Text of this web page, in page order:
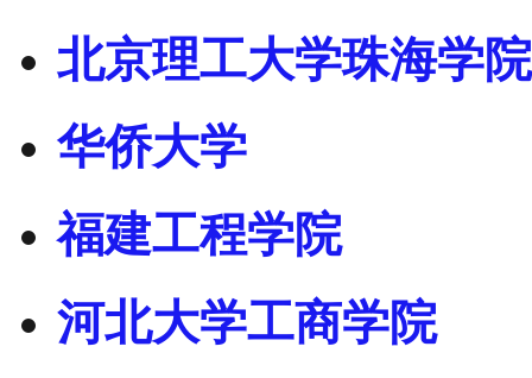
北京理工大学珠海学院
华侨大学
福建工程学院
河北大学工商学院